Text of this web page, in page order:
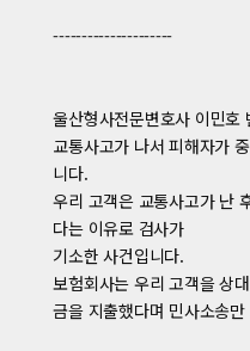
---------------------
울산형사전문변호사 이민호
교통사고가 나서 피해자가
니다.
우리 고객은 교통사고가 난
다는 이유로 검사가
기소한 사건입니다.
보험회사는 우리 고객을 상
금을 지출했다며 민사소송